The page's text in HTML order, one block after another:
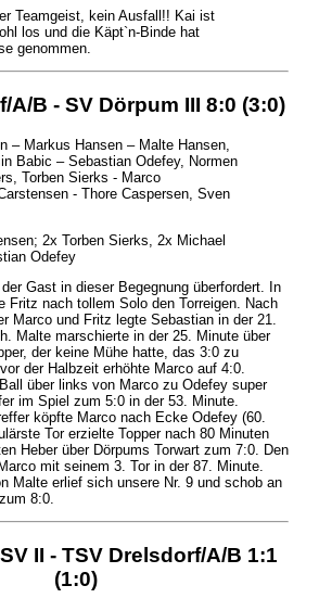
Teamgeist, kein Ausfall!! Kai ist
los und die Käpt`n-Binde hat
genommen.
A/B - SV Dörpum III 8:0 (3:0)
– Markus Hansen – Malte Hansen,
Babic – Sebastian Odefey, Normen
Torben Sierks - Marco
- Thore Caspersen, Sven
2x Torben Sierks, 2x Michael
Odefey
Gast in dieser Begegnung überfordert. In
Fritz nach tollem Solo den Torreigen. Nach
Marco und Fritz legte Sebastian in der 21.
Malte marschierte in der 25. Minute über
der keine Mühe hatte, das 3:0 zu
der Halbzeit erhöhte Marco auf 4:0.
über links von Marco zu Odefey super
im Spiel zum 5:0 in der 53. Minute.
köpfte Marco nach Ecke Odefey (60.
Tor erzielte Topper nach 80 Minuten
Heber über Dörpums Torwart zum 7:0. Den
mit seinem 3. Tor in der 87. Minute.
Malte erlief sich unsere Nr. 9 und schob an
8:0.
II - TSV Drelsdorf/A/B 1:1
(1:0)